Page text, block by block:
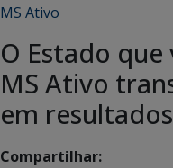
MS Ativo
O Estado que
MS Ativo
em resultados
Compartilhar: